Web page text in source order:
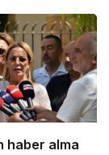
haber alma